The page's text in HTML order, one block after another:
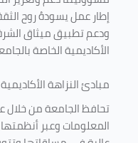
إطار عمل يسودهُ روح
ودعم تطبيق ميثاق
الأكاديمية الخاصة
مبادئ النزاهة الأكاديمية
تحافظ الجامعة من خلال
المعلومات وعبر أنظمتها